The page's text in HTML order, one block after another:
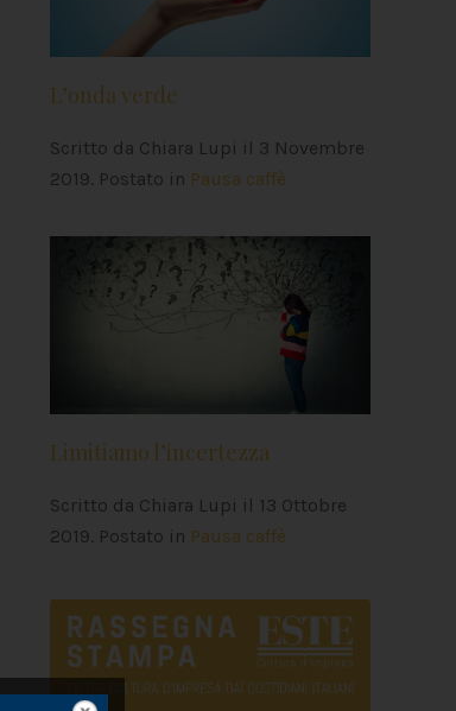
L’onda verde
Scritto da Chiara Lupi il 3 Novembre
2019. Postato in Pausa caffè
Limitiamo l’incertezza
Scritto da Chiara Lupi il 13 Ottobre
2019. Postato in Pausa caffè